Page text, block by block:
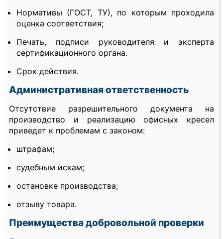
Нормативы (ГОСТ, ТУ), по которым проходила
оценка соответствия;
Печать, подписи руководителя и эксперта
сертификационного органа.
Срок действия.
Административная ответственность
Отсутствие разрешительного документа на
производство и реализацию офисных кресел
приведет к проблемам с законом:
штрафам;
судебным искам;
остановке производства;
отзыву товара.
Преимущества добровольной проверки